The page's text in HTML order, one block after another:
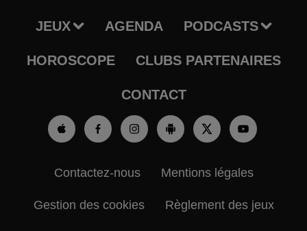
JEUX AGENDA PODCASTS
HOROSCOPE CLUBS PARTENAIRES
CONTACT
Contactez-nous Mentions légales
Gestion des cookies Règlement des jeux